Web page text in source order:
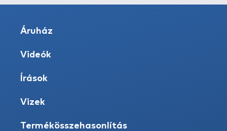
Áruház
Videók
Írások
Vizek
Termékösszehasonlítás